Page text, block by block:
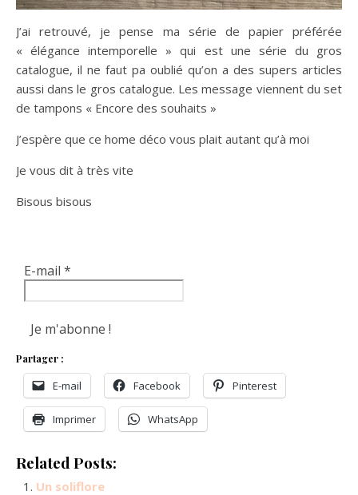
J’ai retrouvé, je pense ma série de papier préférée
« élégance intemporelle » qui est une série du gros
catalogue, il ne faut pa oublié qu’on a des supers articles
aussi dans le gros catalogue. Les message viennent du set
de tampons « Encore des souhaits »
J’espère que ce home déco vous plait autant qu’à moi
Je vous dit à très vite
Bisous bisous
E-mail *
Partager :
E-mail Facebook Pinterest
Imprimer WhatsApp
Related Posts:
Un soliflore